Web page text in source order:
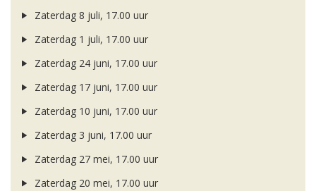
Zaterdag 8 juli, 17.00 uur
Zaterdag 1 juli, 17.00 uur
Zaterdag 24 juni, 17.00 uur
Zaterdag 17 juni, 17.00 uur
Zaterdag 10 juni, 17.00 uur
Zaterdag 3 juni, 17.00 uur
Zaterdag 27 mei, 17.00 uur
Zaterdag 20 mei, 17.00 uur